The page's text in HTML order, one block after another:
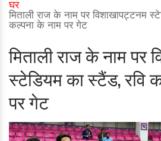
घर
मिताली राज के नाम पर विशाखापट्टनम
कल्पना के नाम पर गेट
मिताली राज के नाम पर
स्टेडियम का स्टैंड, रवि
पर गेट